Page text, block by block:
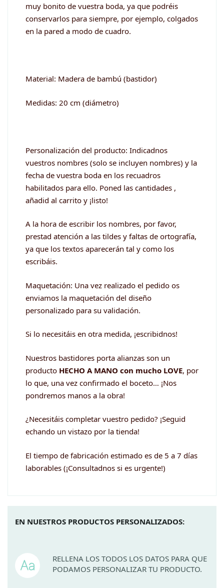
muy bonito de vuestra boda, ya que podréis
conservarlos para siempre, por ejemplo, colgados
en la pared a modo de cuadro.
Material: Madera de bambú (bastidor)
Medidas: 20 cm (diámetro)
Personalización del producto: Indicadnos
vuestros nombres (solo se incluyen nombres) y la
fecha de vuestra boda en los recuadros
habilitados para ello. Poned las cantidades ,
añadid al carrito y ¡listo!
A la hora de escribir los nombres, por favor,
prestad atención a las tildes y faltas de ortografía,
ya que los textos aparecerán tal y como los
escribáis.
Maquetación: Una vez realizado el pedido os
enviamos la maquetación del diseño
personalizado para su validación.
Si lo necesitáis en otra medida, ¡escribidnos!
Nuestros bastidores porta alianzas son un
producto HECHO A MANO con mucho LOVE, por
lo que, una vez confirmado el boceto… ¡Nos
pondremos manos a la obra!
¿Necesitáis completar vuestro pedido? ¡Seguid
echando un vistazo por la tienda!
El tiempo de fabricación estimado es de 5 a 7 días
laborables (¡Consultadnos si es urgente!)
EN NUESTROS PRODUCTOS PERSONALIZADOS:
RELLENA LOS TODOS LOS DATOS PARA QUE
PODAMOS PERSONALIZAR TU PRODUCTO.